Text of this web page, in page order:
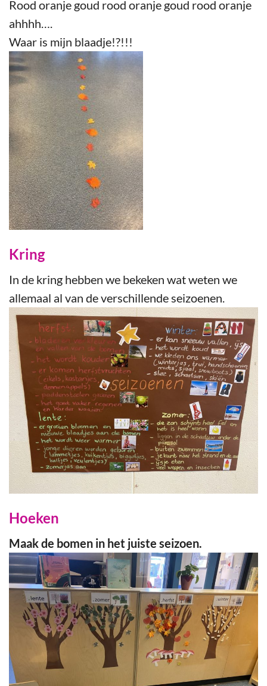
Rood oranje goud rood oranje goud rood oranje
ahhhh….
Waar is mijn blaadje!?!!!
Kring
In de kring hebben we bekeken wat weten we
allemaal al van de verschillende seizoenen.
Hoeken
Maak de bomen in het juiste seizoen.